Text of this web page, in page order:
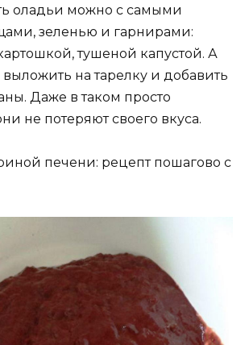
оладьи можно с самыми
зеленью и гарнирами:
тушеной капустой. А
на тарелку и добавить
Даже в таком просто
не потеряют своего вкуса.
печени: рецепт пошагово с